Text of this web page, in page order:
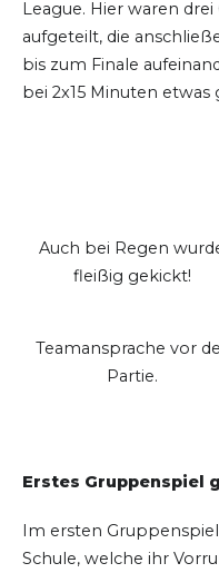
League. Hier waren
aufgeteilt, die
bis zum Finale
bei 2x15 Minuten etwas
Auch bei Regen
fleißig gekickt!
Teamansprache vor
Partie.
Erstes Gruppenspiel
Im ersten
Schule, welche ihr